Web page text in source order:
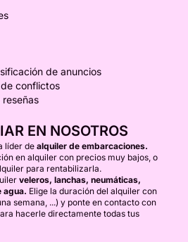
de anuncios
conflictos
EN NOSOTROS
líder de alquiler de embarcaciones.
en alquiler con precios muy bajos, o
para rentabilizarla.
veleros, lanchas, neumáticas,
agua. Elige la duración del alquiler con
semana, ...) y ponte en contacto con
hacerle directamente todas tus